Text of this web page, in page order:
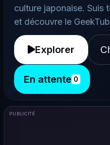
culture japonaise. Suis
et découvre le
Explorer
En attente 0
PUBLICITÉ